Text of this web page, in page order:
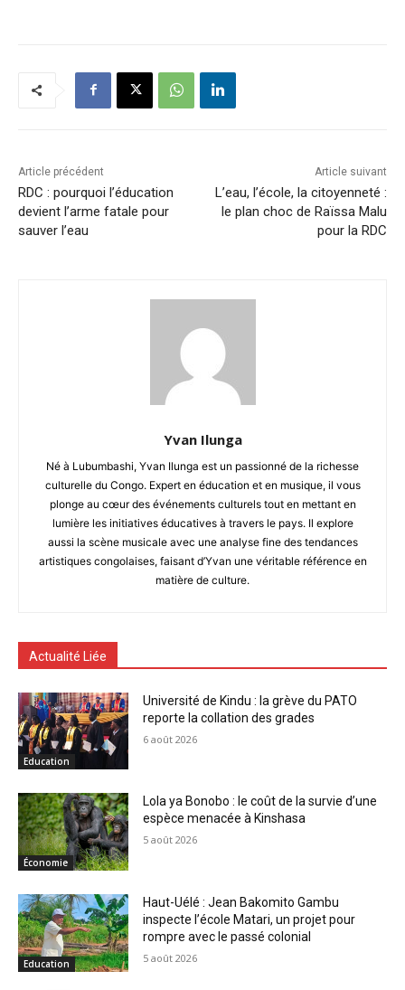
Article précédent
RDC : pourquoi l’éducation
devient l’arme fatale pour
sauver l’eau
Article suivant
L’eau, l’école, la citoyenneté :
le plan choc de Raïssa Malu
pour la RDC
Yvan Ilunga
Né à Lubumbashi, Yvan Ilunga est un passionné de la richesse
culturelle du Congo. Expert en éducation et en musique, il vous
plonge au cœur des événements culturels tout en mettant en
lumière les initiatives éducatives à travers le pays. Il explore
aussi la scène musicale avec une analyse fine des tendances
artistiques congolaises, faisant d’Yvan une véritable référence en
matière de culture.
Actualité Liée
Education
Université de Kindu : la grève du PATO
reporte la collation des grades
6 août 2026
Économie
Lola ya Bonobo : le coût de la survie d’une
espèce menacée à Kinshasa
5 août 2026
Education
Haut-Uélé : Jean Bakomito Gambu
inspecte l’école Matari, un projet pour
rompre avec le passé colonial
5 août 2026